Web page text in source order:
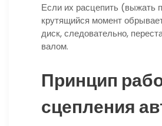
Если их расцепить (выжать
крутящийся момент
диск, следовательно,
валом.
Принцип
сцепления